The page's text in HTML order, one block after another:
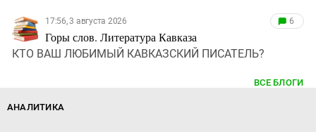
17:56, 3 августа 2026
Горы слов. Литература Кавказа
6
КТО ВАШ ЛЮБИМЫЙ КАВКАЗСКИЙ ПИСАТЕЛЬ?
ВСЕ БЛОГИ
АНАЛИТИКА